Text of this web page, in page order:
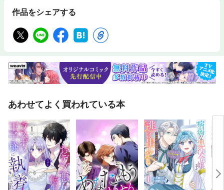
作品をシェアする
あわせてよく買われている本